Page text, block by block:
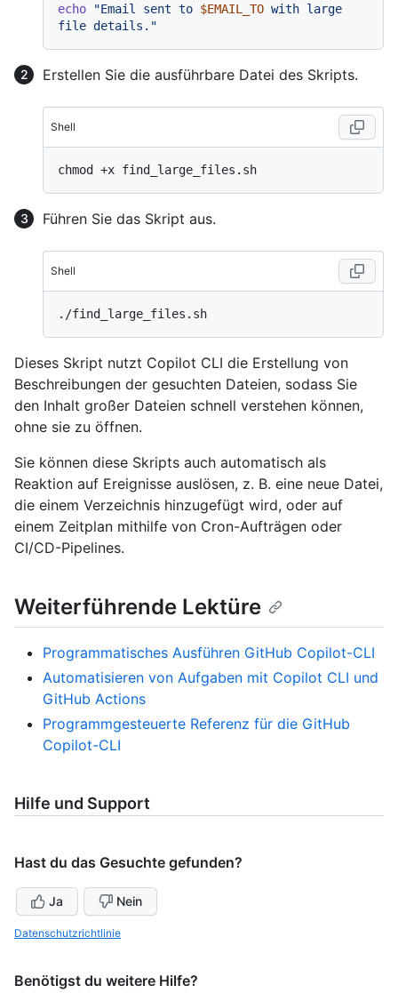
echo
"Email sent to $EMAIL_TO with large
file details."
Erstellen Sie die ausführbare Datei des Skripts.
Shell
Führen Sie das Skript aus.
Shell
Dieses Skript nutzt Copilot CLI die Erstellung von
Beschreibungen der gesuchten Dateien, sodass Sie
den Inhalt großer Dateien schnell verstehen können,
ohne sie zu öffnen.
Sie können diese Skripts auch automatisch als
Reaktion auf Ereignisse auslösen, z. B. eine neue Datei,
die einem Verzeichnis hinzugefügt wird, oder auf
einem Zeitplan mithilfe von Cron-Aufträgen oder
CI/CD-Pipelines.
Weiterführende Lektüre
Programmatisches Ausführen GitHub Copilot-CLI
Automatisieren von Aufgaben mit Copilot CLI und
GitHub Actions
Programmgesteuerte Referenz für die GitHub
Copilot-CLI
Hilfe und Support
Hast du das Gesuchte gefunden?
Ja Nein
Datenschutzrichtlinie
Benötigst du weitere Hilfe?